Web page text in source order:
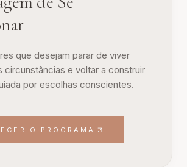
que desejam parar de viver
circunstâncias e voltar a construir
por escolhas conscientes.
O PROGRAMA